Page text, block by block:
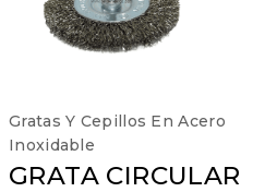
Gratas Y Cepillos En Acero
Inoxidable
GRATA CIRCULAR